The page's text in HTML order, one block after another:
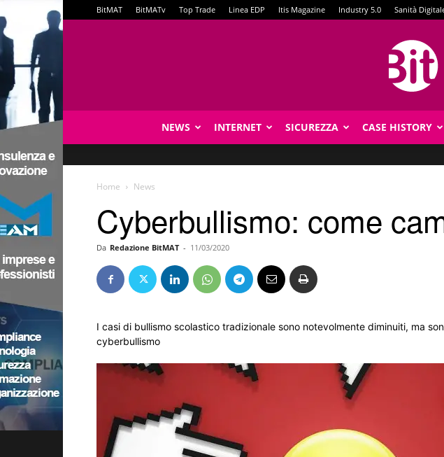
BitMAT BitMATv Top Trade Linea EDP Itis Magazine Industry 5.0 Sanità
NEWS INTERNET SICUREZZA CASE HISTORY
Home News
Cyberbullismo: come
Da Redazione BitMAT - 11/03/2020
I casi di bullismo scolastico tradizionale sono notevolmente diminuiti, ma
cyberbullismo